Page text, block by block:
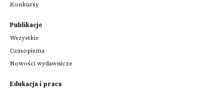
Konkursy
Publikacje
Wszystkie
Czasopisma
Nowości wydawnicze
Edukacja i praca